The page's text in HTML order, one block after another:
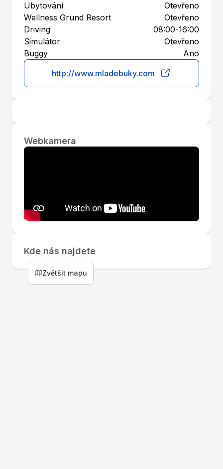
Ubytování
Otevřeno
Wellness Grund Resort
Otevřeno
Driving
08:00-16:00
Simulátor
Otevřeno
Buggy
Ano
http://www.mladebuky.com
Webkamera
Kde nás najdete
Zvětšit mapu
+